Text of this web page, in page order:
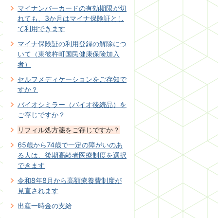
マイナンバーカードの有効期限が切
れても、3か月はマイナ保険証とし
て利用できます
マイナ保険証の利用登録の解除につ
いて（東彼杵町国民健康保険加入
者）
セルフメディケーションをご存知で
すか？
バイオシミラー（バイオ後続品）を
ご存じですか？
リフィル処方箋をご存じですか？
65歳から74歳で一定の障がいのあ
る人は、後期高齢者医療制度を選択
できます
令和8年8月から高額療養費制度が
見直されます
出産一時金の支給